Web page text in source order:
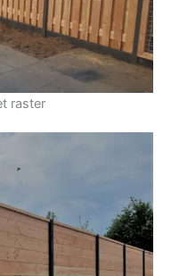
raster